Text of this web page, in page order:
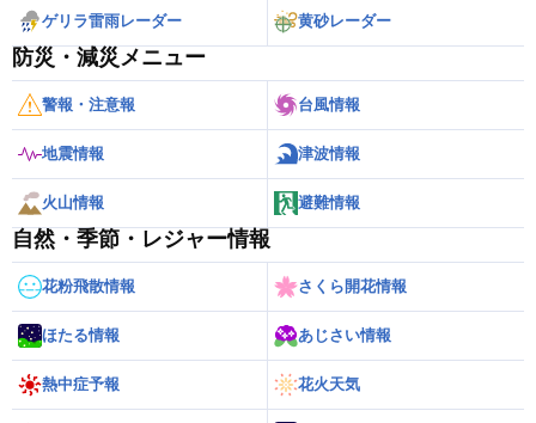
ゲリラ雷雨レーダー 黄砂レーダー
防災・減災メニュー
警報・注意報 台風情報
地震情報 津波情報
火山情報 避難情報
自然・季節・レジャー情報
花粉飛散情報 さくら開花情報
ほたる情報 あじさい情報
熱中症予報 花火天気